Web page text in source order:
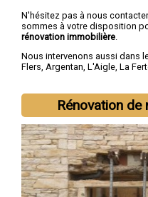
N'hésitez pas à nous
sommes à votre disposition
rénovation immobilière
Nous intervenons aussi dans
Flers, Argentan, L'Aigle, La
Rénovation de